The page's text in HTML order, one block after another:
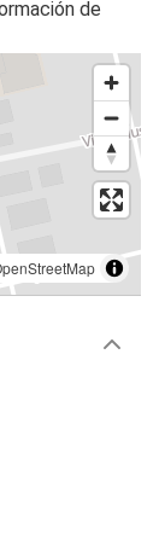
de